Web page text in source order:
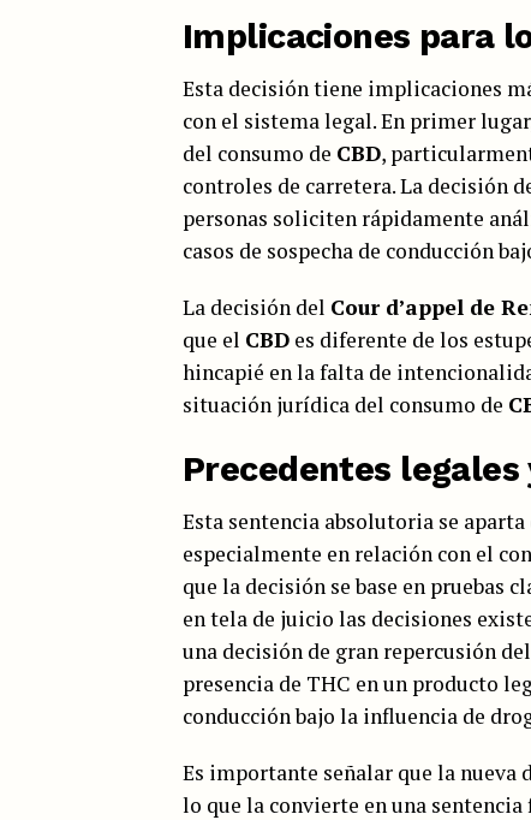
Implicaciones para
Esta decisión tiene implicaciones
con el sistema legal. En primer
del consumo de CBD,
controles de carretera. La decisión
personas soliciten rápidamente
casos de sospecha de conducción
La decisión del Cour d’appel de
que el CBD es diferente de los
hincapié en la falta de
situación jurídica del consumo de
Precedentes
Esta sentencia absolutoria se
especialmente en relación con el
que la decisión se base en pruebas
en tela de juicio las decisiones
una decisión de gran repercusión del
presencia de THC en un producto
conducción bajo la influencia de
Es importante señalar que la nueva
lo que la convierte en una